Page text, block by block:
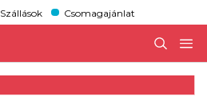
Szállások Csomagajánlat